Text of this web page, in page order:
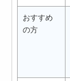
おすすめ
の方